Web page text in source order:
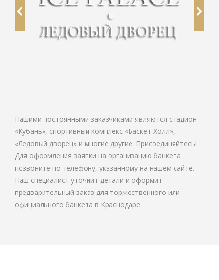
Нашими постоянными заказчиками являются стадион
«Кубань», спортивный комплекс «Баскет-Холл»,
«Ледовый дворец» и многие другие. Присоединяйтесь!
Для оформления заявки на организацию банкета
позвоните по телефону, указанному на нашем сайте.
Наш специалист уточнит детали и оформит
предварительный заказ для торжественного или
официального банкета в Краснодаре.